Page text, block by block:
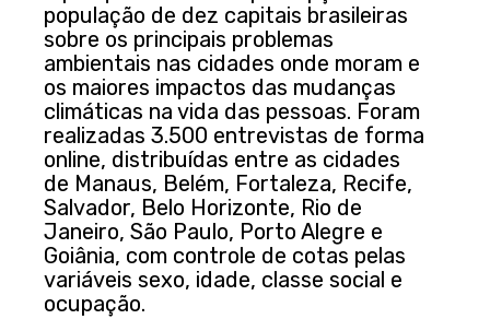
população de dez capitais brasileiras
sobre os principais problemas
ambientais nas cidades onde moram e
os maiores impactos das mudanças
climáticas na vida das pessoas. Foram
realizadas 3.500 entrevistas de forma
online, distribuídas entre as cidades
de Manaus, Belém, Fortaleza, Recife,
Salvador, Belo Horizonte, Rio de
Janeiro, São Paulo, Porto Alegre e
Goiânia, com controle de cotas pelas
variáveis sexo, idade, classe social e
ocupação.